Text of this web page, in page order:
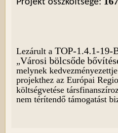
Projekt összköltsége:
Lezárult a TOP-1.4.1-19-
„Városi bölcsőde
melynek
projekthez az Európai
költségvetése
nem térítendő támogatást